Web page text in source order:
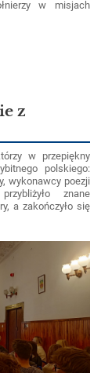
w misjach
z
w przepiękny
polskiego:
wykonawcy poezji
znane
a zakończyło się